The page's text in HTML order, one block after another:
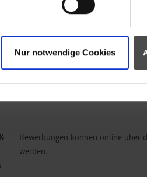
Nur notwendige Cookies
Bewerbungen können online über
werden.